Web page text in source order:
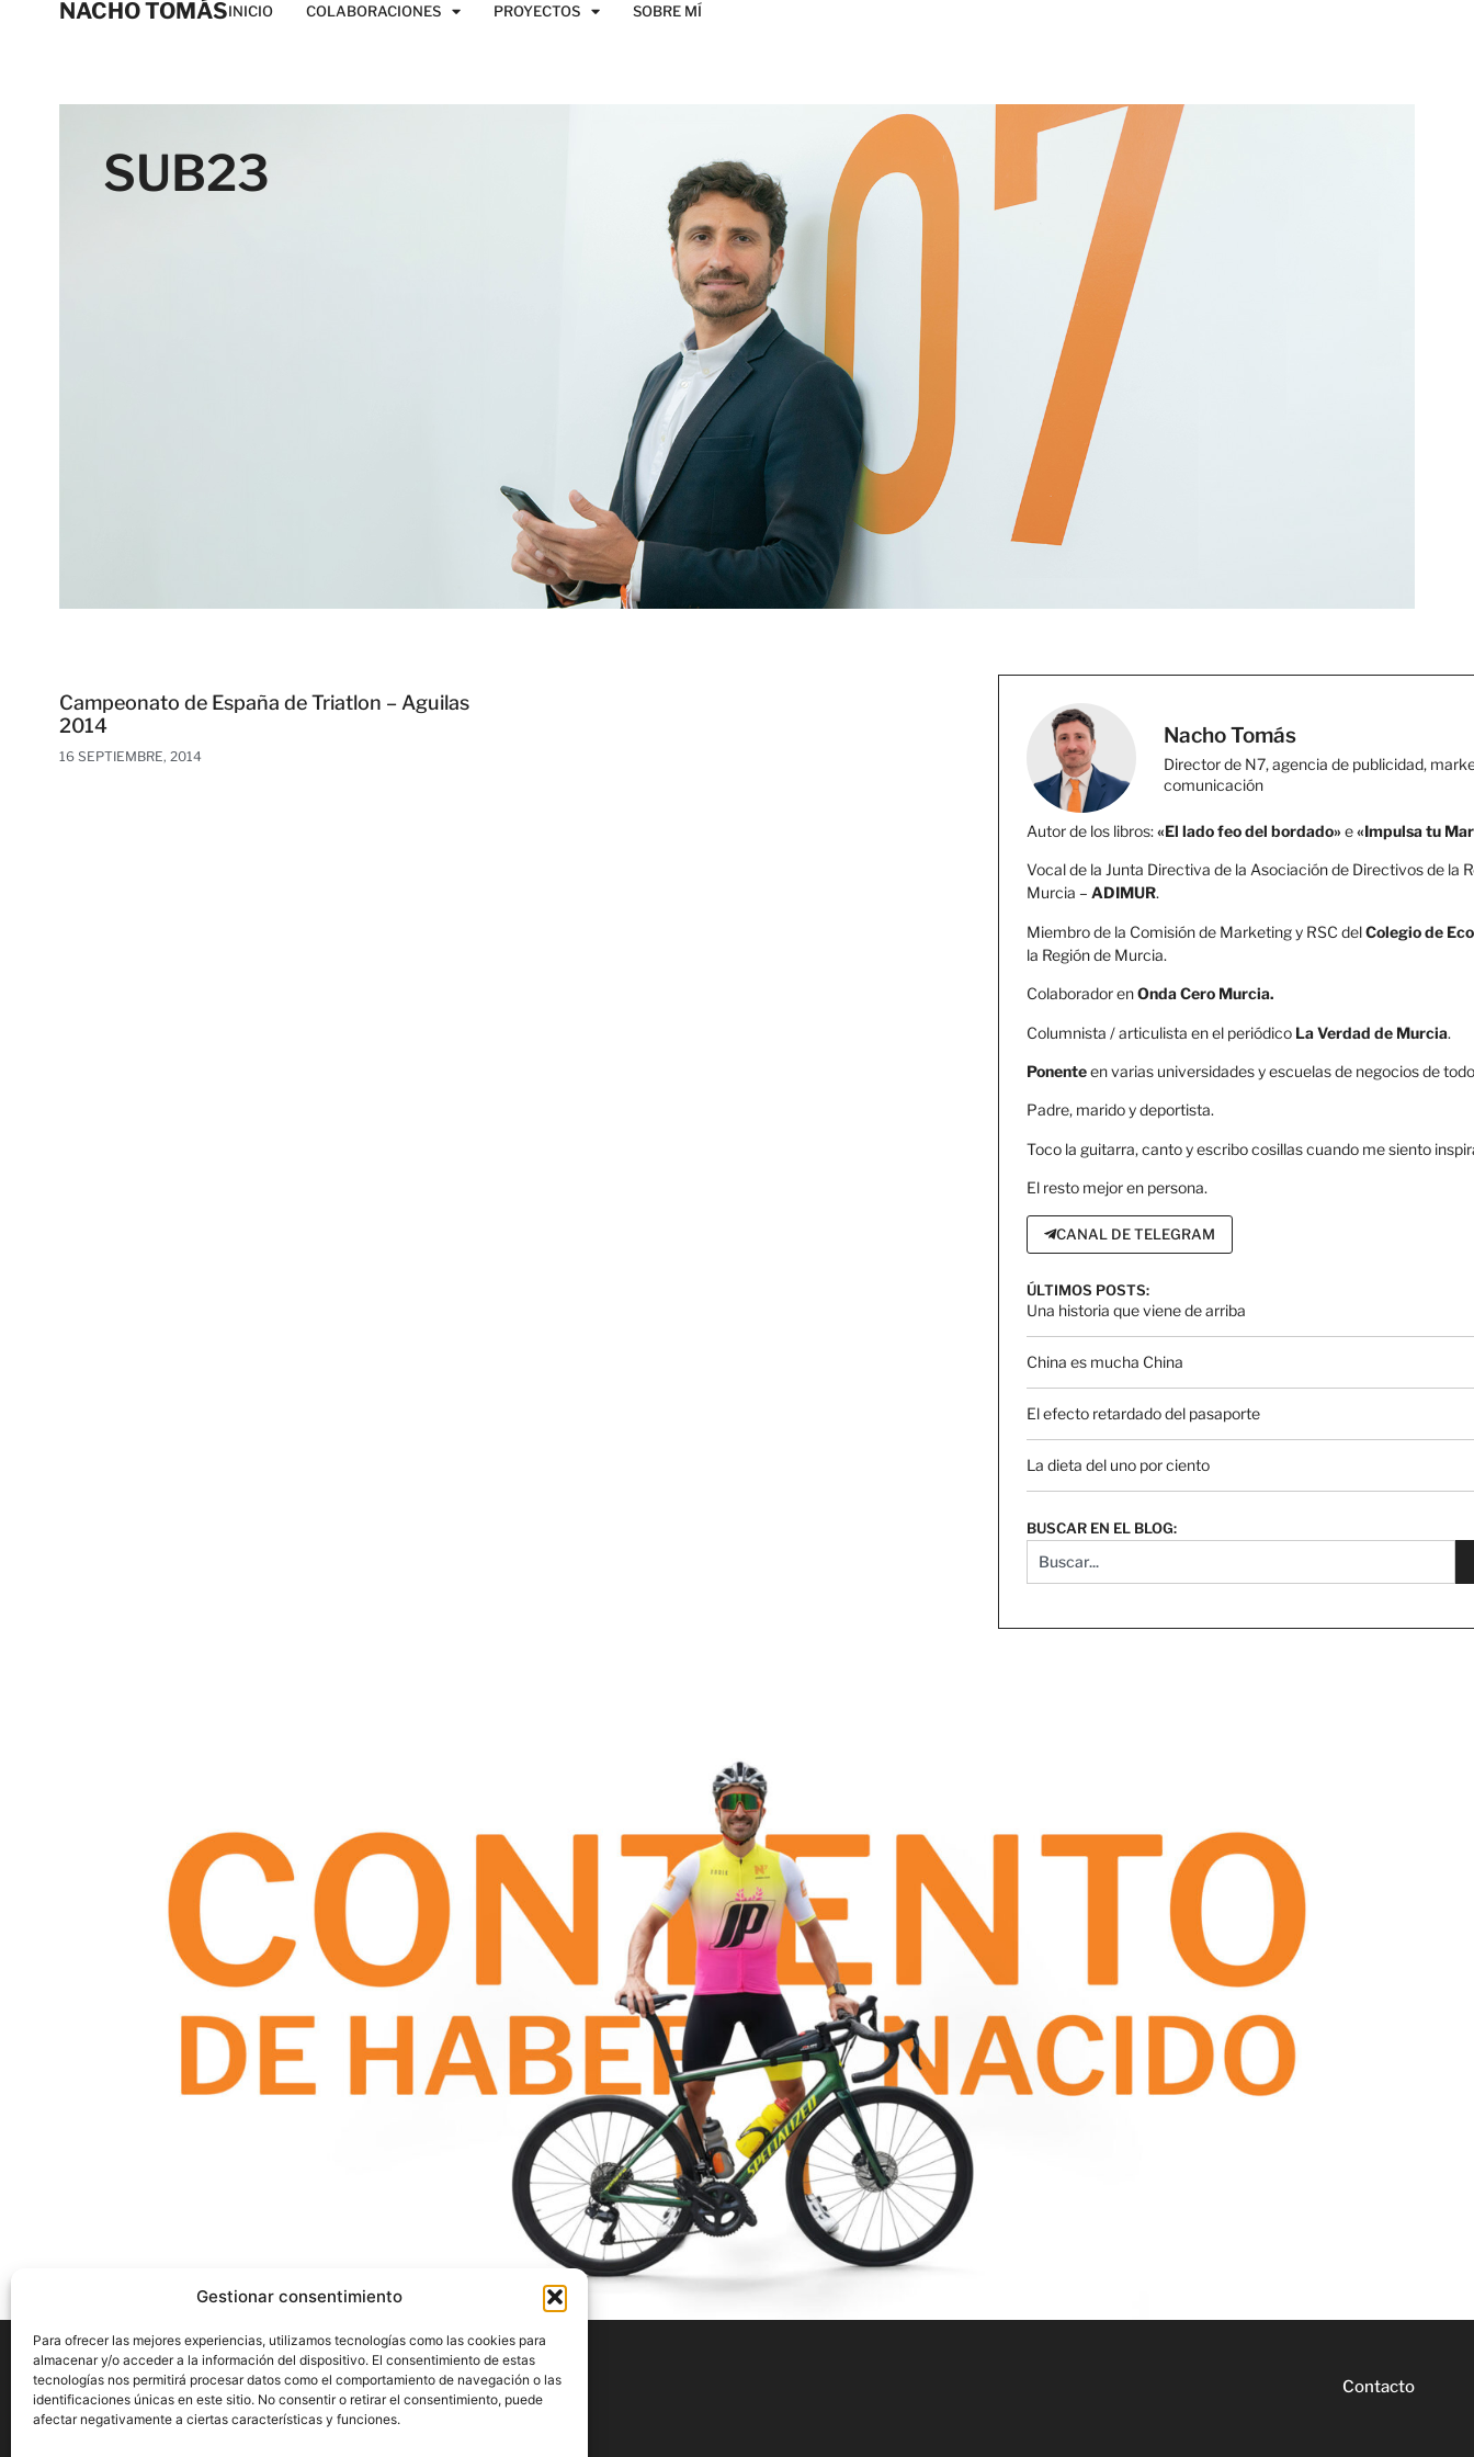
Gestionar consentimiento
Para ofrecer las mejores experiencias, utilizamos tecnologías como las cookies para
almacenar y/o acceder a la información del dispositivo. El consentimiento de estas
tecnologías nos permitirá procesar datos como el comportamiento de navegación o las
identificaciones únicas en este sitio. No consentir o retirar el consentimiento, puede
afectar negativamente a ciertas características y funciones.
NACHO TOMÁSINICIO COLABORACIONES PROYECTOS SOBRE MÍ
SUB23
Campeonato de España de Triatlon – Aguilas
2014
16 SEPTIEMBRE, 2014
Nacho Tomás
Director de N7, agencia de publicidad,
comunicación
Autor de los libros:«El lado feo del bordado» e«Impulsa tu
Vocal de la Junta Directiva de la Asociación de Directivos de la
Murcia – ADIMUR.
Miembro de la Comisión de Marketing y RSC delColegio de
la Región de Murcia.
Colaborador enOnda Cero Murcia.
Columnista / articulista en el periódico La Verdad de Murcia.
Ponenteen varias universidades y escuelas de negocios de
Padre, marido y deportista.
Toco la guitarra, canto y escribo cosillas cuando me siento
El resto mejor en persona.
CANAL DE TELEGRAM
ÚLTIMOS POSTS:
Una historia que viene de arriba
China es mucha China
El efecto retardado del pasaporte
La dieta del uno por ciento
BUSCAR EN EL BLOG:
Aviso Legal Privacidad Cookies
Contacto